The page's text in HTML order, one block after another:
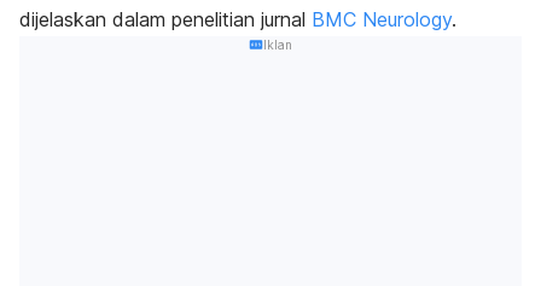
dijelaskan dalam penelitian jurnal BMC Neurology.
Iklan